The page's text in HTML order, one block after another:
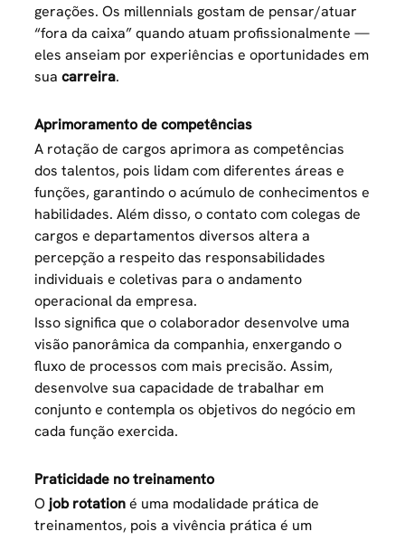
gerações. Os millennials gostam de pensar/atuar
“fora da caixa” quando atuam profissionalmente —
eles anseiam por experiências e oportunidades em
sua carreira.
Aprimoramento de competências
A rotação de cargos aprimora as competências
dos talentos, pois lidam com diferentes áreas e
funções, garantindo o acúmulo de conhecimentos e
habilidades. Além disso, o contato com colegas de
cargos e departamentos diversos altera a
percepção a respeito das responsabilidades
individuais e coletivas para o andamento
operacional da empresa.
Isso significa que o colaborador desenvolve uma
visão panorâmica da companhia, enxergando o
fluxo de processos com mais precisão. Assim,
desenvolve sua capacidade de trabalhar em
conjunto e contempla os objetivos do negócio em
cada função exercida.
Praticidade no treinamento
O job rotationé uma modalidade prática de
treinamentos, pois a vivência prática é um